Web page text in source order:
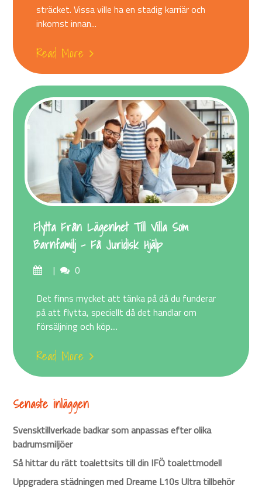
sträcket. Vissa ville ha en stadig karriär och
inkomst innan...
Read More
Flytta Från Lägenhet Till Villa Som
Barnfamilj – Få Juridisk Hjälp
Posted
Comments
0
Det finns mycket att tänka på då du funderar
på att flytta, speciellt då det handlar om
försäljning och köp....
Read More
Senaste inläggen
Svensktillverkade badkar som anpassas efter olika
badrumsmiljöer
Så hittar du rätt toalettsits till din IFÖ toalettmodell
Uppgradera städningen med Dreame L10s Ultra tillbehör